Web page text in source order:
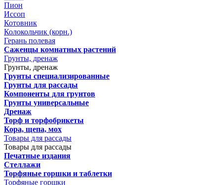
Пион
Иссоп
Котовник
Колокольчик (корн.)
Герань полевая
Саженцы комнатных растений
Грунты, дренаж
Грунты, дренаж
Грунты специализированные
Грунты для рассады
Компоненты для грунтов
Грунты универсальные
Дренаж
Торф и торфобрикеты
Кора, щепа, мох
Товары для рассады
Товары для рассады
Печатные издания
Стеллажи
Торфяные горшки и таблетки
Торфяные горшки